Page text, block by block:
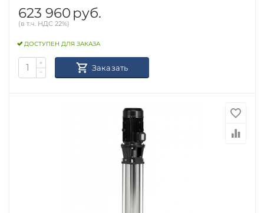
623 960 руб.
(в т.ч. НДС 22%)
ДОСТУПЕН ДЛЯ ЗАКАЗА
+
−
Заказать